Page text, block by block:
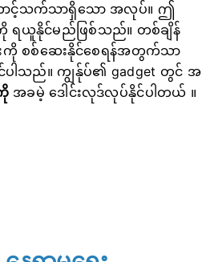
င့်သက်သာရှိသော အလုပ်။ ဤ
ရယူနိုင်မည်ဖြစ်သည်။ တစ်ချိန်
းကို စစ်ဆေးနိုင်စေရန်အတွက်သာ
ပါသည်။ ကျွန်ုပ်၏ gadget တွင် အ
အခမဲ့ ဒေါင်းလုဒ်လုပ်နိုင်ပါတယ် ။